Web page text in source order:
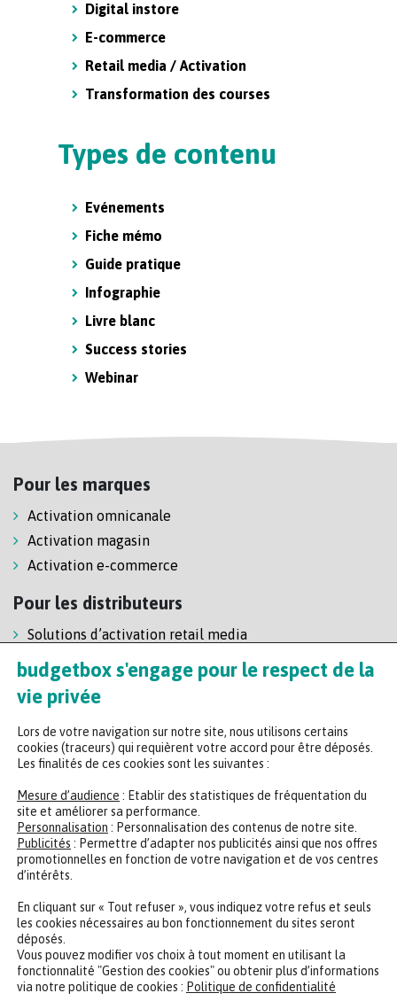
Digital instore
E-commerce
Retail media / Activation
Transformation des courses
Types de contenu
Evénements
Fiche mémo
Guide pratique
Infographie
Livre blanc
Success stories
Webinar
Pour les marques
Activation omnicanale
Activation magasin
Activation e-commerce
Pour les distributeurs
Solutions d’activation retail media
Solution de self-scanning
Régie enseigne
Headquarters
47 rue de la Chaussée d'Antin, 75009 Paris
CONTACTER UN EXPERT REJOINDRE NOTRE ÉQUIPE
budgetbox s'engage pour le respect de la
vie privée
Lors de votre navigation sur notre site, nous utilisons certains
cookies (traceurs) qui requièrent votre accord pour être déposés.
Les finalités de ces cookies sont les suivantes :
Mesure d’audience : Etablir des statistiques de fréquentation du
site et améliorer sa performance.
Personnalisation : Personnalisation des contenus de notre site.
Publicités : Permettre d’adapter nos publicités ainsi que nos offres
promotionnelles en fonction de votre navigation et de vos centres
d’intérêts.
En cliquant sur « Tout refuser », vous indiquez votre refus et seuls
les cookies nécessaires au bon fonctionnement du sites seront
déposés.
Vous pouvez modifier vos choix à tout moment en utilisant la
fonctionnalité "Gestion des cookies" ou obtenir plus d’informations
via notre politique de cookies : Politique de confidentialité